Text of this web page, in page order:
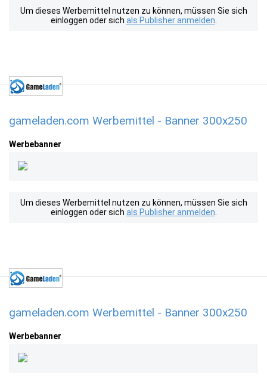
Um dieses Werbemittel nutzen zu können, müssen Sie sich
einloggen oder sich als Publisher anmelden
gameladen.com Werbemittel - Banner 300x250
Werbebanner
Um dieses Werbemittel nutzen zu können, müssen Sie sich
einloggen oder sich als Publisher anmelden
gameladen.com Werbemittel - Banner 300x250
Werbebanner